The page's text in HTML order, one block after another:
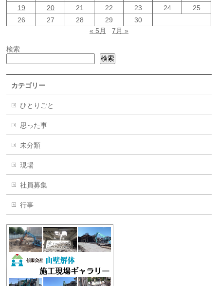
19
20 21 22 23 24
25
26
27 28 29
30
« 5月
7月 »
検索
検索
カテゴリー
ひとりごと
思った事
未分類
現場
社員募集
行事